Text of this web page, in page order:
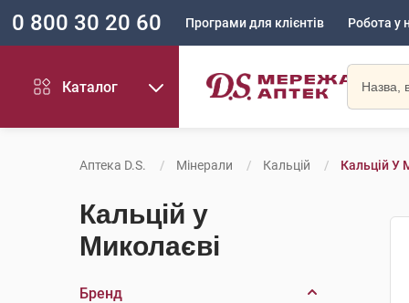
0 800 30 20 60 Програми для клієнтів Робота у
Каталог
Аптека D.S. Мінерали Кальцій Кальцій У
Кальцій у
Миколаєві
Бренд